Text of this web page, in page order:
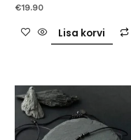
Hinnanguga
0
€19.90
Lisa korvi